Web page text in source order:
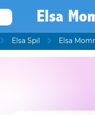
Elsa
Elsa Spil Elsa